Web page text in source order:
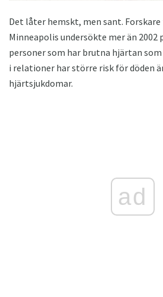
Det låter hemskt, men sant.
Minneapolis undersökte mer än
personer som har brutna hjärtan
i relationer har större risk för döden
hjärtsjukdomar.
ad